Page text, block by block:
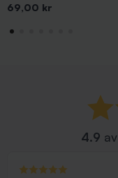
Pris
69,00 kr
4.9 av